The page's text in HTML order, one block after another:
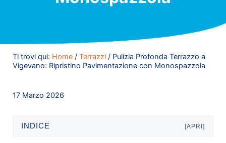
Ti trovi qui: Home / Terrazzi /Pulizia Profonda Terrazzo a
Vigevano: Ripristino Pavimentazione con Monospazzola
17 Marzo 2026
INDICE [APRI]